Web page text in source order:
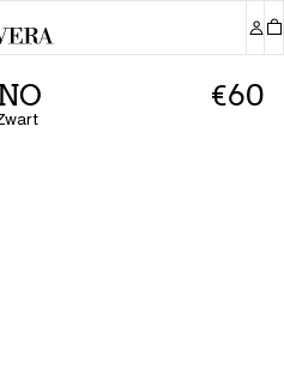
€60